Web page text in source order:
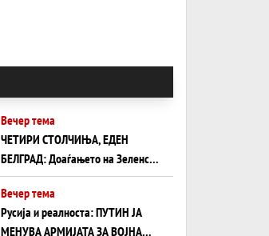
Вечер тема
ЧЕТИРИ СТОЛЧИЊА, ЕДЕН
БЕЛГРАД: Доаѓањето на Зеленски
ги открива тајните на политиката
на балансирање на Вучиќ
Вечер тема
Русија и реалноста: ПУТИН ЈА
МЕНУВА АРМИЈАТА ЗА ВОЈНА